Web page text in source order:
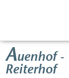
Auenhof
Reiterhof